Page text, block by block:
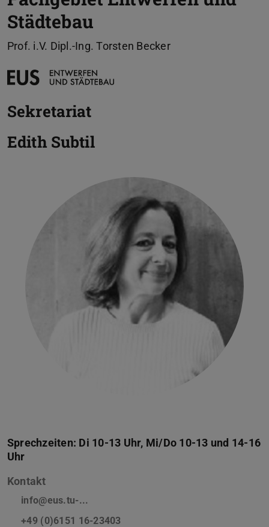
Städtebau
Prof. i.V. Dipl.-Ing. Torsten Becker
Sekretariat
Edith Subtil
Sprechzeiten: Di 10-13 Uhr, Mi/Do 10-13 und 14-16
Uhr
Kontakt
info@eus.tu-...
+49 (0)6151 16-23403